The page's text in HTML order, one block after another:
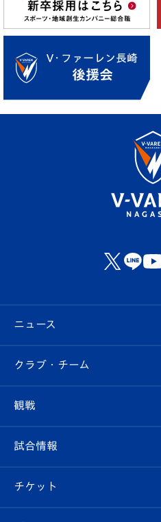
ニュース
すべて
クラブ
試合情報
クラブ・チーム
クラブ概要
エンブレム紹介
観戦
観戦ルール
はじめての観戦ガイド
試合情報
試合日程/結果
チケット